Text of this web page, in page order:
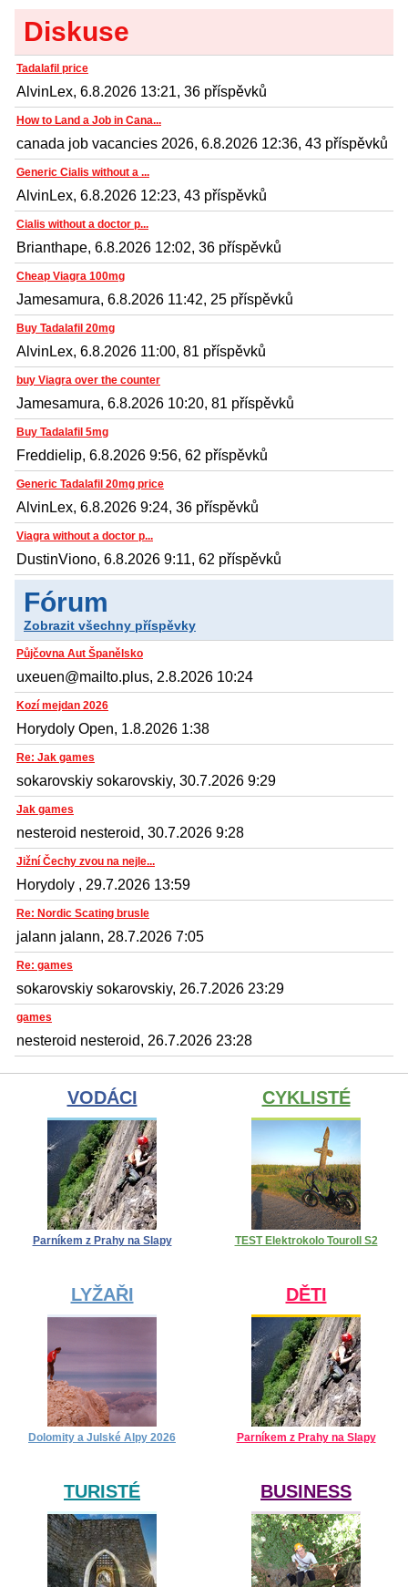
Diskuse
Tadalafil price
AlvinLex, 6.8.2026 13:21, 36 příspěvků
How to Land a Job in Cana...
canada job vacancies 2026, 6.8.2026 12:36, 43 příspěvků
Generic Cialis without a ...
AlvinLex, 6.8.2026 12:23, 43 příspěvků
Cialis without a doctor p...
Brianthape, 6.8.2026 12:02, 36 příspěvků
Cheap Viagra 100mg
Jamesamura, 6.8.2026 11:42, 25 příspěvků
Buy Tadalafil 20mg
AlvinLex, 6.8.2026 11:00, 81 příspěvků
buy Viagra over the counter
Jamesamura, 6.8.2026 10:20, 81 příspěvků
Buy Tadalafil 5mg
Freddielip, 6.8.2026 9:56, 62 příspěvků
Generic Tadalafil 20mg price
AlvinLex, 6.8.2026 9:24, 36 příspěvků
Viagra without a doctor p...
DustinViono, 6.8.2026 9:11, 62 příspěvků
Fórum
Zobrazit všechny příspěvky
Půjčovna Aut Španělsko
uxeuen@mailto.plus, 2.8.2026 10:24
Kozí mejdan 2026
Horydoly Open, 1.8.2026 1:38
Re: Jak games
sokarovskiy sokarovskiy, 30.7.2026 9:29
Jak games
nesteroid nesteroid, 30.7.2026 9:28
Jižní Čechy zvou na nejle...
Horydoly , 29.7.2026 13:59
Re: Nordic Scating brusle
jalann jalann, 28.7.2026 7:05
Re: games
sokarovskiy sokarovskiy, 26.7.2026 23:29
games
nesteroid nesteroid, 26.7.2026 23:28
VODÁCI
Parníkem z Prahy na Slapy
CYKLISTÉ
TEST Elektrokolo Touroll S2
LYŽAŘI
Dolomity a Julské Alpy 2026
DĚTI
Parníkem z Prahy na Slapy
TURISTÉ BUSINESS